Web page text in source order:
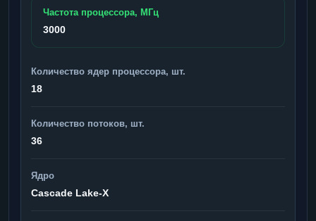
Частота процессора, МГц
3000
Количество ядер процессора, шт.
18
Количество потоков, шт.
36
Ядро
Cascade Lake-X